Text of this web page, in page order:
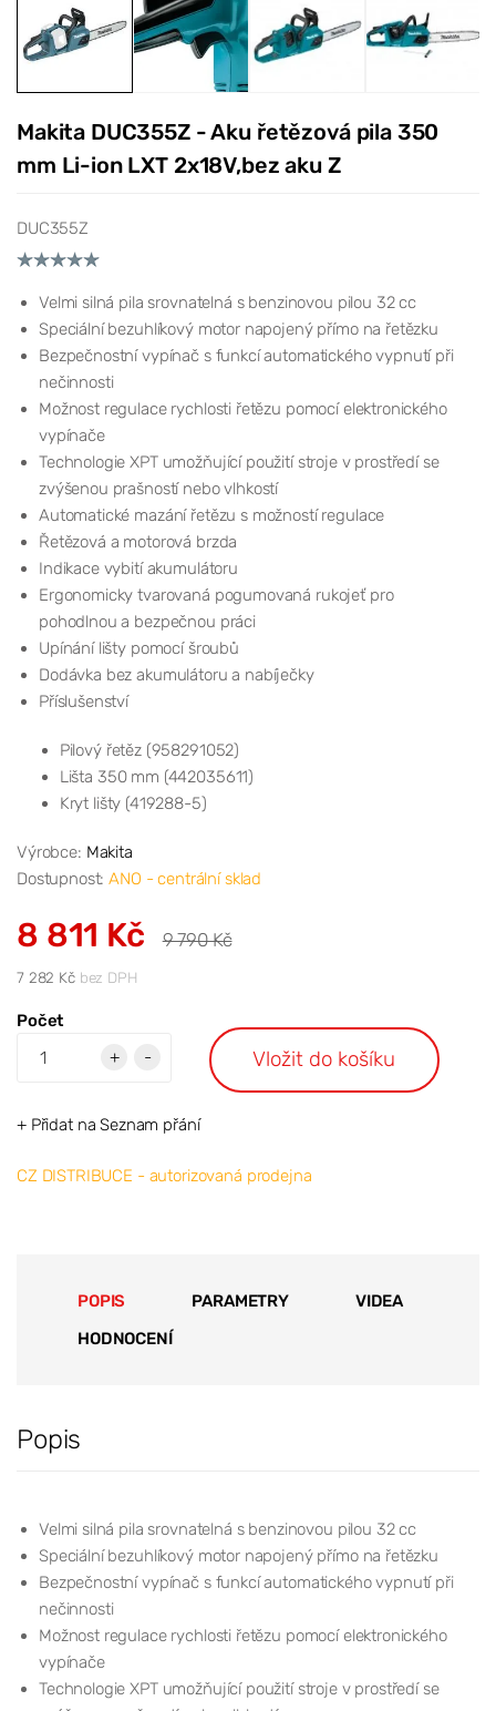
Makita DUC355Z - Aku řetězová pila 350
mm Li-ion LXT 2x18V,bez aku Z
DUC355Z
Velmi silná pila srovnatelná s benzinovou pilou 32 cc
Speciální bezuhlíkový motor napojený přímo na řetězku
Bezpečnostní vypínač s funkcí automatického vypnutí při
nečinnosti
Možnost regulace rychlosti řetězu pomocí elektronického
vypínače
Technologie XPT umožňující použití stroje v prostředí se
zvýšenou prašností nebo vlhkostí
Automatické mazání řetězu s možností regulace
Řetězová a motorová brzda
Indikace vybití akumulátoru
Ergonomicky tvarovaná pogumovaná rukojeť pro
pohodlnou a bezpečnou práci
Upínání lišty pomocí šroubů
Dodávka bez akumulátoru a nabíječky
Příslušenství
Pilový řetěz (958291052)
Lišta 350 mm (442035611)
Kryt lišty (419288-5)
Výrobce: Makita
Dostupnost:ANO - centrální sklad
8 811 Kč 9 790 Kč
7 282 Kčbez DPH
Počet
+
- Vložit do košíku
+ Přidat na Seznam přání
CZ DISTRIBUCE - autorizovaná prodejna
POPIS PARAMETRY
VIDEA
HODNOCENÍ
Popis
Velmi silná pila srovnatelná s benzinovou pilou 32 cc
Speciální bezuhlíkový motor napojený přímo na řetězku
Bezpečnostní vypínač s funkcí automatického vypnutí při
nečinnosti
Možnost regulace rychlosti řetězu pomocí elektronického
vypínače
Technologie XPT umožňující použití stroje v prostředí se